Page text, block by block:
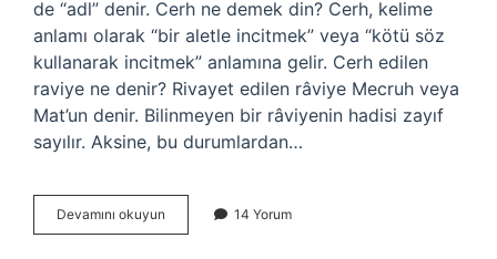
de “adl” denir. Cerh ne demek din? Cerh, kelime
anlamı olarak “bir aletle incitmek” veya “kötü söz
kullanarak incitmek” anlamına gelir. Cerh edilen
raviye ne denir? Rivayet edilen râviye Mecruh veya
Mat’un denir. Bilinmeyen bir râviyenin hadisi zayıf
sayılır. Aksine, bu durumlardan…
Devamını okuyun
Ve
14 Yorum